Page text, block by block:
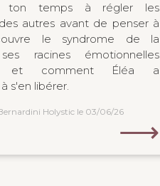
ton temps à régler les
autres avant de penser à
le syndrome de la
racines émotionnelles
et comment Éléa a
s'en libérer.
Holystic le 03/06/26
⟶